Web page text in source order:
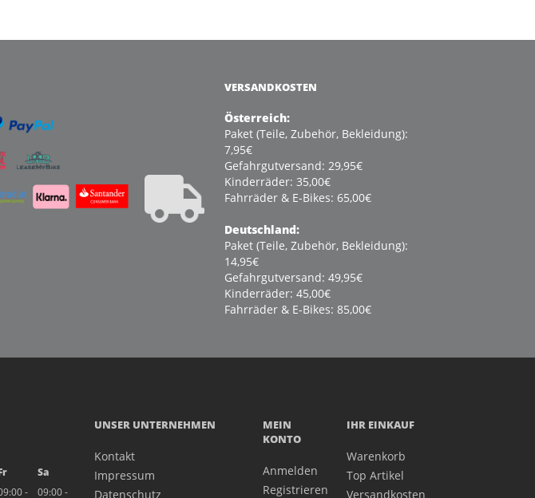
VERSANDKOSTEN
Österreich:
Paket (Teile, Zubehör, Bekleidung):
7,95€
Gefahrgutversand: 29,95€
Kinderräder: 35,00€
Fahrräder & E-Bikes: 65,00€
Deutschland:
Paket (Teile, Zubehör, Bekleidung):
14,95€
Gefahrgutversand: 49,95€
Kinderräder: 45,00€
Fahrräder & E-Bikes: 85,00€
Sa
- 09:00 -
UNSER UNTERNEHMEN
Kontakt
Impressum
Datenschutz
MEIN
KONTO
Anmelden
Registrieren
IHR EINKAUF
Warenkorb
Top Artikel
Versandkosten